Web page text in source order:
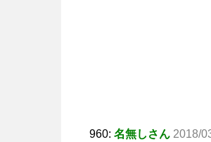
960: 名無しさん 2018/